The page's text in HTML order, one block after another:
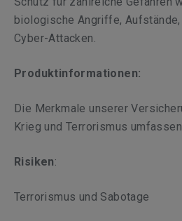
biologische Angriffe,
Cyber-Attacken.
Produktinformationen:
Die Merkmale unserer
Krieg und Terrorismus
Risiken:
Terrorismus und Sabotage